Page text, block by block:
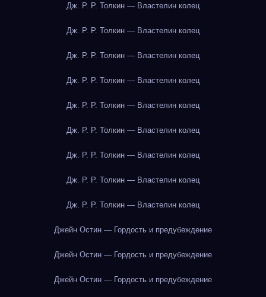
Дж. Р. Р. Толкин — Властелин колец
Дж. Р. Р. Толкин — Властелин колец
Дж. Р. Р. Толкин — Властелин колец
Дж. Р. Р. Толкин — Властелин колец
Дж. Р. Р. Толкин — Властелин колец
Дж. Р. Р. Толкин — Властелин колец
Дж. Р. Р. Толкин — Властелин колец
Дж. Р. Р. Толкин — Властелин колец
Дж. Р. Р. Толкин — Властелин колец
Джейн Остин — Гордость и предубеждение
Джейн Остин — Гордость и предубеждение
Джейн Остин — Гордость и предубеждение